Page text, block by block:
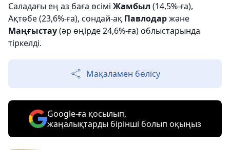
Саладағы ең аз баға өсімі Жамбыл (14,5%-ға),
Ақтөбе (23,6%-ға), сондай-ақ Павлодаржәне
Маңғыстау(әр өңірде 24,6%-ға) облыстарында
тіркелді.
Мақаламен бөлісу
Google-ға қосылып,
жаңалықтарды бірінші болып оқыңыз